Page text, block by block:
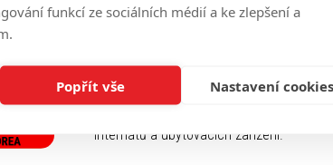
funkcí ze sociálních médií a ke zlepšení a
Popřít vše Nastavení cookies
Informační terminál pro
27. 5. 2025
Představujeme nový informační
docházkového, přístupového a
internátů a ubytovacích zařízení.